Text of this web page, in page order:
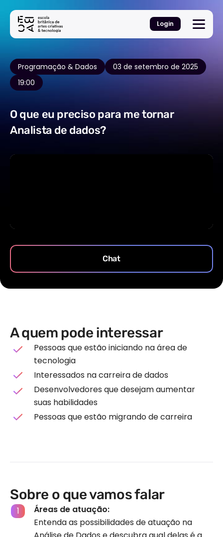
Login
Programação & Dados
03 de setembro de 2025
19:00
O que eu preciso para me tornar
Analista de dados?
Chat
A quem pode interessar
Pessoas que estão iniciando na área de
tecnologia
Interessados na carreira de dados
Desenvolvedores que desejam aumentar
suas habilidades
Pessoas que estão migrando de carreira
Sobre o que vamos falar
Áreas de atuação:
Entenda as possibilidades de atuação na